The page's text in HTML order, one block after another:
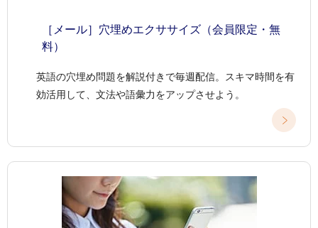
［メール］穴埋めエクササイズ（会員限定・無
料）
英語の穴埋め問題を解説付きで毎週配信。スキマ時間を有
効活用して、文法や語彙力をアップさせよう。